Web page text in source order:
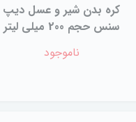
کره بدن شیر و عسل دیپ
سنس حجم 200 میلی لیتر
ناموجود